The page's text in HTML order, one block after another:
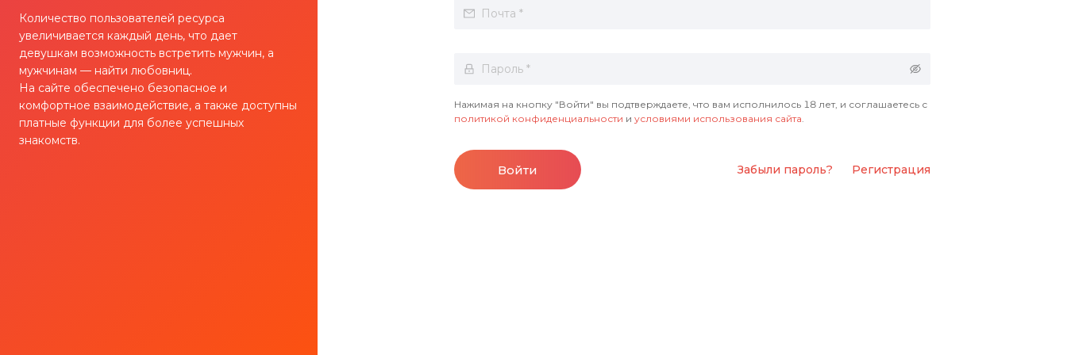
Количество пользователей ресурса
увеличивается каждый день, что дает
девушкам возможность встретить мужчин, а
мужчинам — найти любовниц.
На сайте обеспечено безопасное и
комфортное взаимодействие, а также доступны
платные функции для более успешных
знакомств.
Нажимая на кнопку "Войти" вы подтверждаете, что вам исполнилось 18 лет, и соглашаетесь с
политикой конфиденциальности и условиями использования сайта.
Войти Забыли пароль? Регистрация